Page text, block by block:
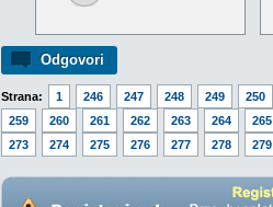
Odgovori
Strana: 1 246 247 248 249 250
259
260 261 262 263 264 265
273
274 275 276 277 278 279